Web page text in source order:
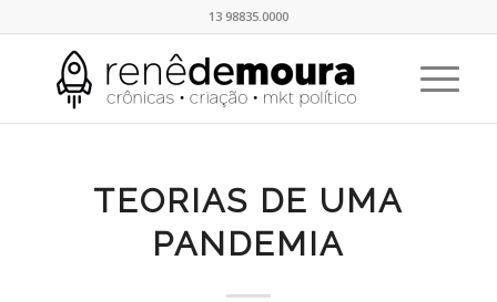
13 98835.0000
TEORIAS DE UMA
PANDEMIA